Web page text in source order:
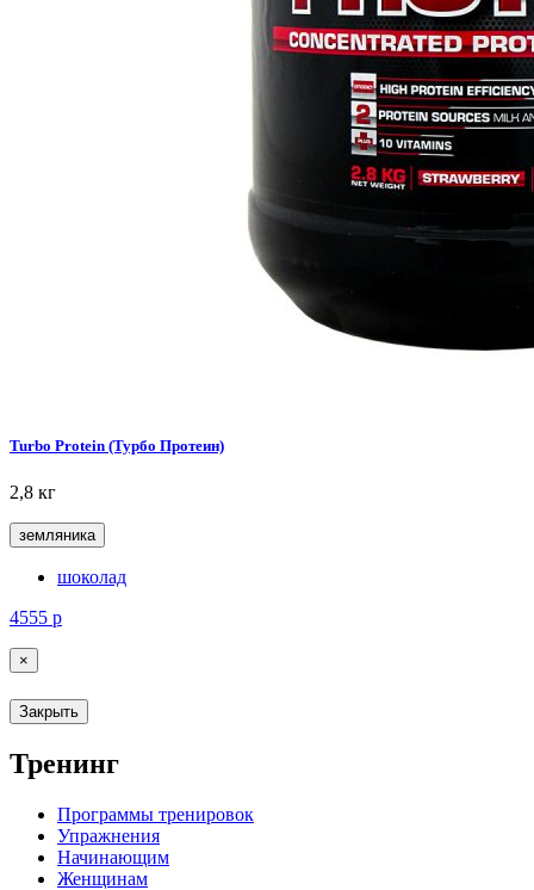
Turbo Protein (Турбо Протеин)
2,8 кг
земляника
шоколад
4555 р
×
Закрыть
Тренинг
Программы тренировок
Упражнения
Начинающим
Женщинам